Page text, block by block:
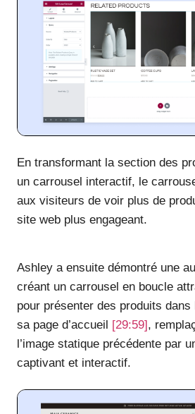
En transformant la section des
un carrousel interactif, le
aux visiteurs de voir plus de
site web plus engageant.
Ashley a ensuite démontré une
créant un carrousel en boucle
pour présenter des produits
sa page d’accueil
[29:59] ,
l’image statique précédente par
captivant et interactif.